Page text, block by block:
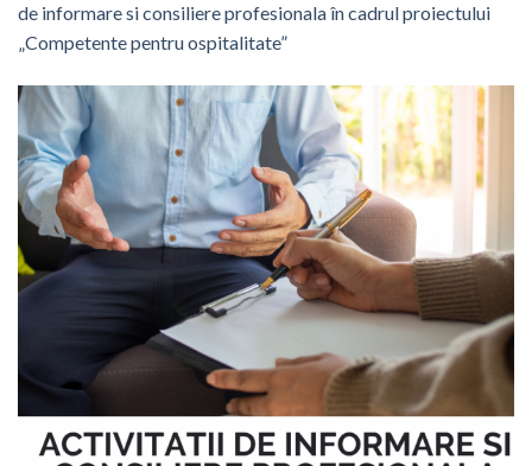
de informare si consiliere profesionala în cadrul proiectului
„Competente pentru ospitalitate”